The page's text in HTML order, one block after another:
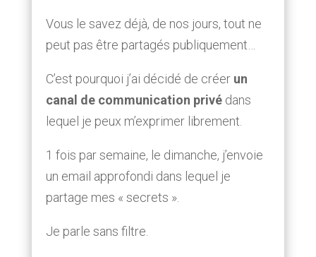
Vous le savez déjà, de nos jours, tout ne
peut pas être partagés publiquement…
C’est pourquoi j’ai décidé de créer un
canal de communication privé dans
lequel je peux m’exprimer librement.
1 fois par semaine, le dimanche, j’envoie
un email approfondi dans lequel je
partage mes « secrets ».
Je parle sans filtre.